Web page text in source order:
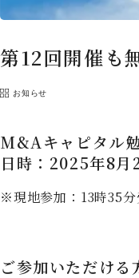
第12回開催も
お知らせ
M&Aキャピタル
日時：2025年8
※現地参加：13時35
ご参加いただける